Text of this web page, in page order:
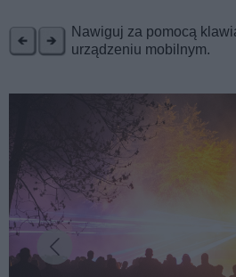
Nawiguj za pomocą
urządzeniu mobilnym.